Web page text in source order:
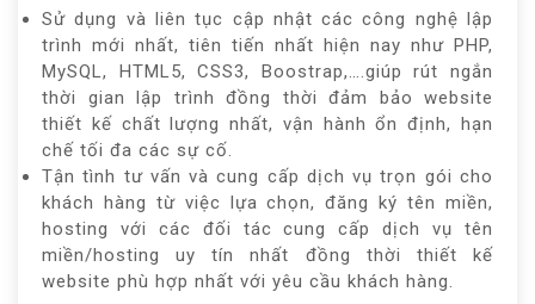
Sử dụng và liên tục cập nhật các công nghệ lập
trình mới nhất, tiên tiến nhất hiện nay như PHP,
MySQL, HTML5, CSS3, Boostrap,….giúp rút ngắn
thời gian lập trình đồng thời đảm bảo website
thiết kế chất lượng nhất, vận hành ổn định, hạn
chế tối đa các sự cố.
Tận tình tư vấn và cung cấp dịch vụ trọn gói cho
khách hàng từ việc lựa chọn, đăng ký tên miền,
hosting với các đối tác cung cấp dịch vụ tên
miền/hosting uy tín nhất đồng thời thiết kế
website phù hợp nhất với yêu cầu khách hàng.